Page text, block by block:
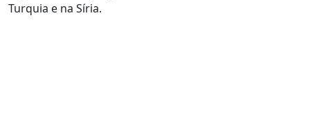
Turquia e na Síria.